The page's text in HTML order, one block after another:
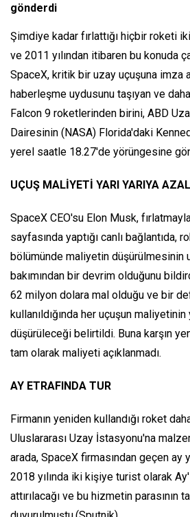
gönderdi
Şimdiye kadar fırlattığı hiçbir roketi
ve 2011 yılından itibaren bu konuda
SpaceX, kritik bir uzay uçuşuna imza
haberleşme uydusunu taşıyan ve
Falcon 9 roketlerinden birini, ABD
Dairesinin (NASA) Florida'daki
yerel saatle 18.27'de yörüngesine
UÇUŞ MALİYETİ YARI YARIYA
SpaceX CEO'su Elon Musk,
sayfasında yaptığı canlı bağlantıda,
bölümünde maliyetin düşürülmesinin
bakımından bir devrim olduğunu
62 milyon dolara mal olduğu ve bir
kullanıldığında her uçuşun maliyetinin
düşürüleceği belirtildi. Buna karşın
tam olarak maliyeti açıklanmadı.
AY ETRAFINDA TUR
Firmanın yeniden kullandığı roket
Uluslararası Uzay İstasyonu'na
arada, SpaceX firmasından geçen ay
2018 yılında iki kişiye turist olarak
attırılacağı ve bu hizmetin parasının